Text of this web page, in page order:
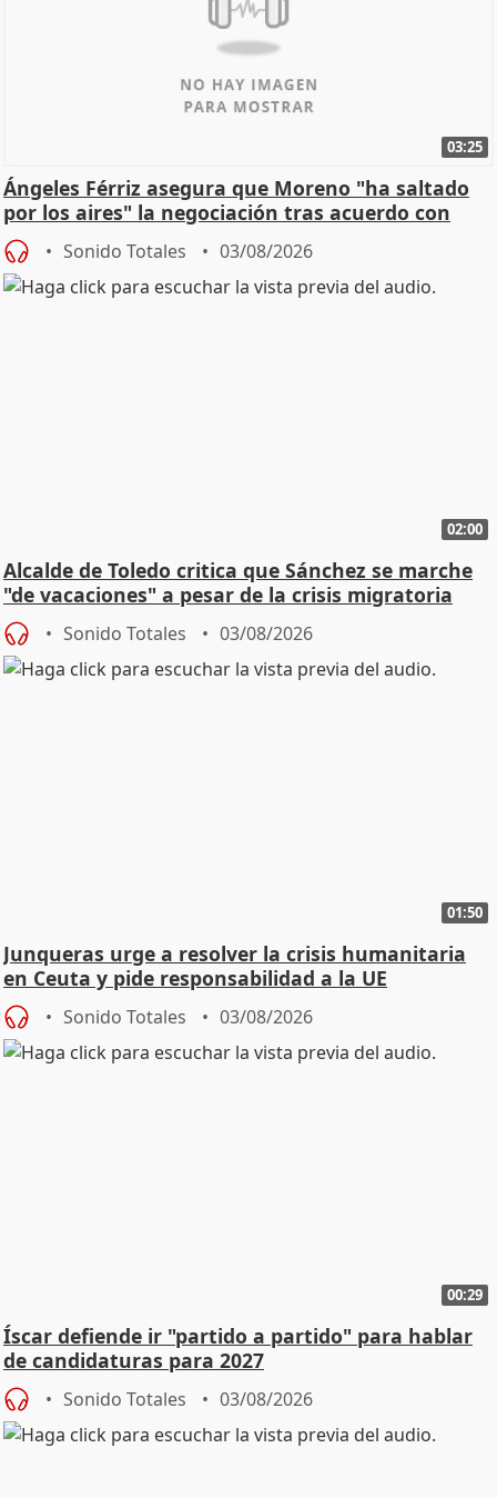
03:25
Ángeles Férriz asegura que Moreno "ha saltado
por los aires" la negociación tras acuerdo con
SMA
Sonido Totales 03/08/2026
02:00
Alcalde de Toledo critica que Sánchez se marche
"de vacaciones" a pesar de la crisis migratoria
Sonido Totales 03/08/2026
01:50
Junqueras urge a resolver la crisis humanitaria
en Ceuta y pide responsabilidad a la UE
Sonido Totales 03/08/2026
00:29
Íscar defiende ir "partido a partido" para hablar
de candidaturas para 2027
Sonido Totales 03/08/2026